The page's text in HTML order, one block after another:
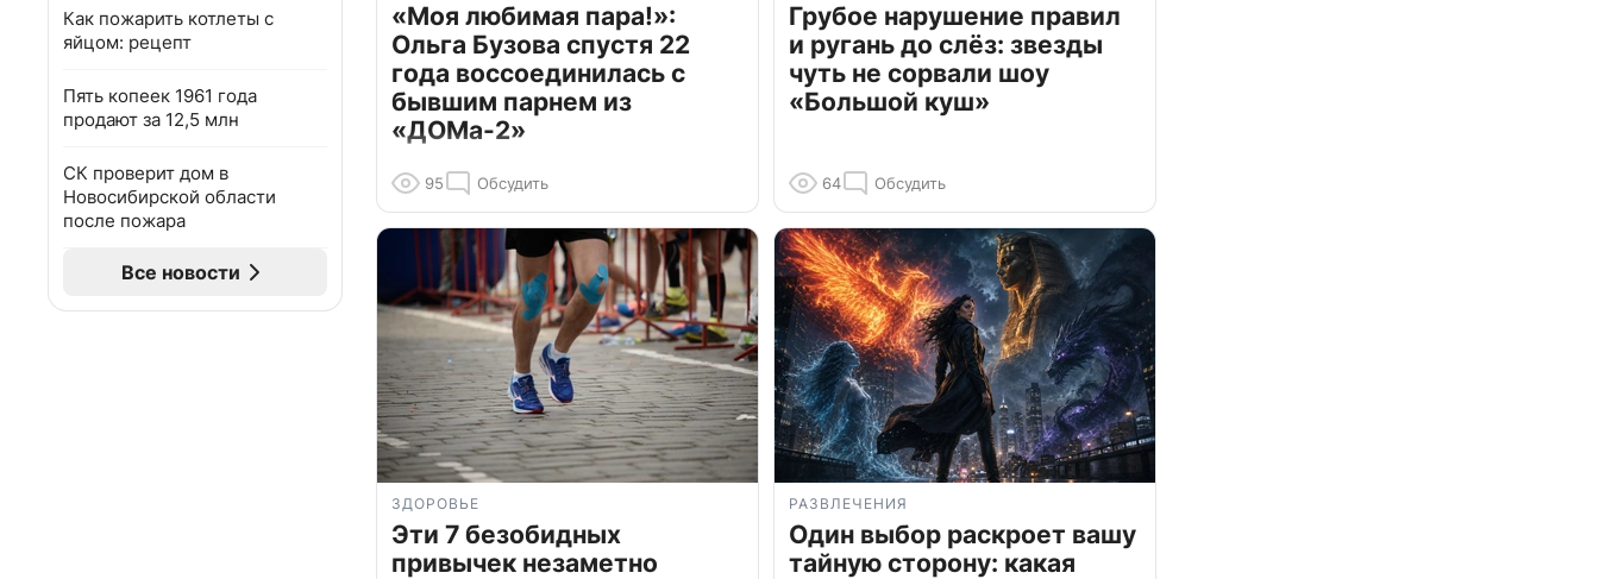
Как пожарить котлеты с
яйцом: рецепт
Пять копеек 1961 года
продают за 12,5 млн
СК проверит дом в
Новосибирской области
после пожара
Все новости
«Моя любимая пара!»:
Ольга Бузова спустя 22
года воссоединилась с
бывшим парнем из
«ДОМа-2»
95 Обсудить
Грубое нарушение правил
и ругань до слёз: звезды
чуть не сорвали шоу
«Большой куш»
64 Обсудить
ЗДОРОВЬЕ
Эти 7 безобидных
привычек незаметно
РАЗВЛЕЧЕНИЯ
Один выбор раскроет вашу
тайную сторону: какая